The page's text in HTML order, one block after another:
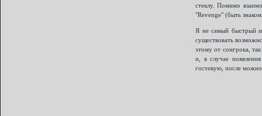
стеклу. Помимо
"Revenge" (быть
Я не самый быстрый
существовать
этому от соигрока,
и, в случае
гостевую, после